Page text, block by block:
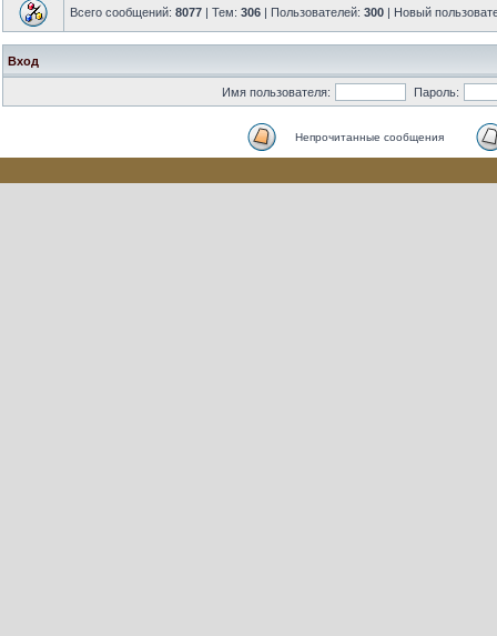
Всего сообщений: 8077 | Тем: 306 | Пользователей: 300 | Новый
Вход
Имя пользователя: Пароль:
Непрочитанные сообщения